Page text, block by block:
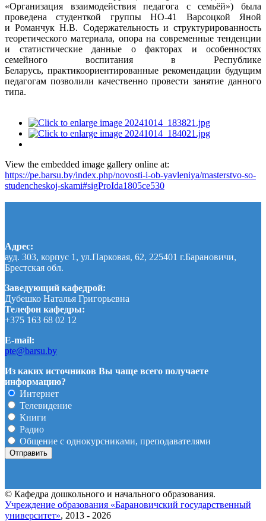
«Организация взаимодействия педагога с семьёй») была
проведена студенткой группы НО-41 Варсоцкой Яной
иРоманчук Н.В. Содержательность и структурированность
теоретическогоматериала, опора на современные тенденции
и статистические данные о факторах и
особенностях
семейного
воспитания в
Республике
Беларусь, практикоориентированные рекомендации будущим
педагогам позволили качественно провести занятие данного
типа.
View the embedded image gallery online at:
https://pe.barsu.by/index.php/novosti-i-ob-yavleniya/masterstvo-so-
studencheskoj-skami#sigProIda1805ce530
Адрес:
ауд. 303, корпус 1, ул.Парковая, 62, 225401 г.Барановичи,
Брестская обл.
Заведующий кафедрой:
Дубешко Наталья Григорьевна
Телефон кафедры:
+375 163 68 02 12
E-mail:
pte@barsu.by
Из каких источников Вы чаще всего получаете
информацию?
Интернет
Телевидение
Книги
Радио
Общение с однокурсниками, преподавателями
© Кафедра дошкольного и начального образования.
Учреждение образования «Барановичский государственный
университет», 2013 - 2026